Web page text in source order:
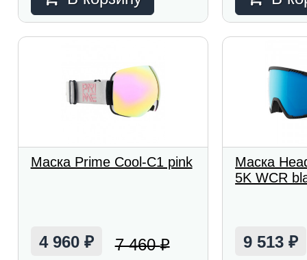
Маска Prime Cool-C1 pink
4 960 ₽ 7 460₽
Маска
5K WCR
9 513₽